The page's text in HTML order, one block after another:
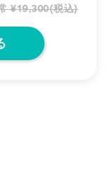
¥19,300(税込)